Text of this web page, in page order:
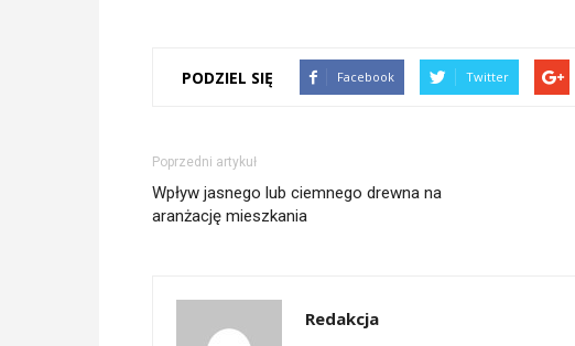
PODZIEL SIĘ Facebook Twitter
Poprzedni artykuł
Wpływ jasnego lub ciemnego drewna na
aranżację mieszkania
Redakcja